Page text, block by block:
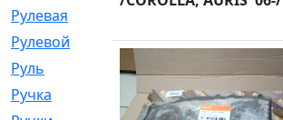
Рулевая
Рулевой
[585]
Руль
Ручка
[29]